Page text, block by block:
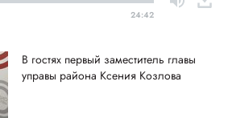
24:42
В гостях первый заместитель главы
управы района Ксения Козлова